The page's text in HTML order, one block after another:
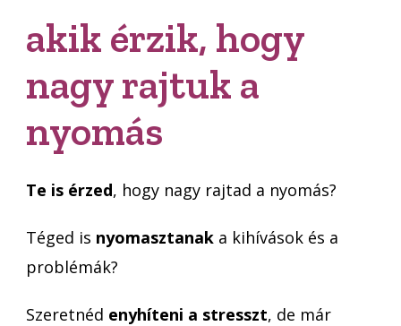
akik érzik, hogy
nagy rajtuk a
nyomás
Te is érzed, hogy nagy rajtad a nyomás?
Téged is nyomasztanak a kihívások és a
problémák?
Szeretnéd enyhíteni a stresszt, de már